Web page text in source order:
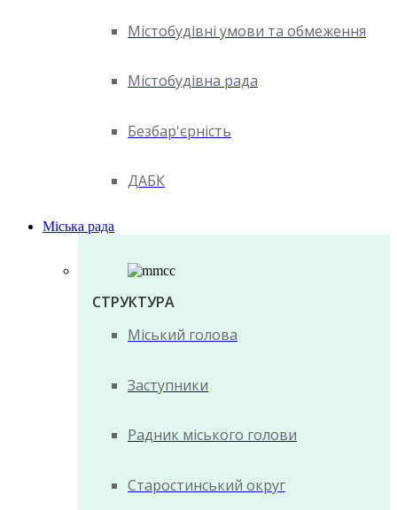
Містобудівні умови та обмеження
Містобудівна рада
Безбар'єрність
ДАБК
Міська рада
СТРУКТУРА
Міський голова
Заступники
Радник міського голови
Старостинський округ